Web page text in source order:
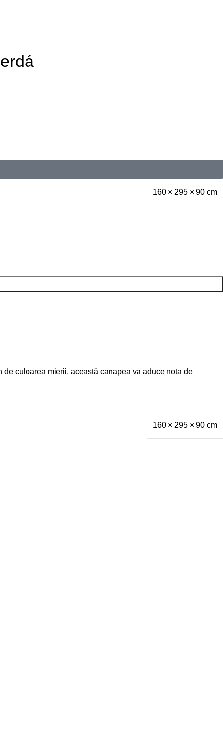
160 × 295 × 90 cm
culoarea mierii, această canapea va aduce nota de
160 × 295 × 90 cm